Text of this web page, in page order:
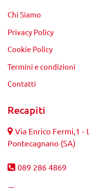
Chi Siamo
Privacy Policy
Cookie Policy
Termini e condizioni
Contatti
Recapiti
Via Enrico Fermi,1 -
Pontecagnano (SA)
089 286 4869